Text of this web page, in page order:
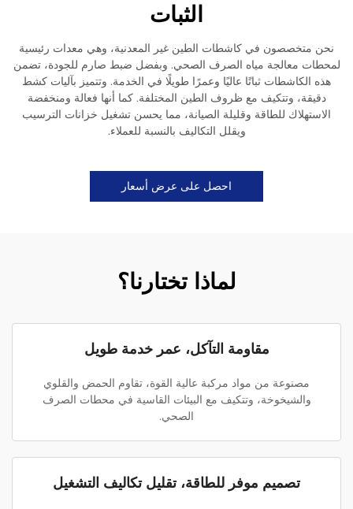
الثبات
نحن متخصصون في كاشطات الطين غير المعدنية، وهي معدات رئيسية
لمحطات معالجة مياه الصرف الصحي. وبفضل ضبط صارم للجودة، تضمن
هذه الكاشطات ثباتًا عاليًا وعمرًا طويلًا في الخدمة. وتتميز بآليات كشط
دقيقة، وتتكيف مع ظروف الطين المختلفة. كما أنها فعالة ومنخفضة
الاستهلاك للطاقة وقليلة الصيانة، مما يحسن تشغيل خزانات الترسيب
ويقلل التكاليف بالنسبة للعملاء.
احصل على عرض أسعار
لماذا تختارنا؟
مقاومة التآكل، عمر خدمة طويل
مصنوعة من مواد مركبة عالية القوة، تقاوم الحمض والقلوي
والشيخوخة، وتتكيف مع البيئات القاسية في محطات الصرف
الصحي.
تصميم موفر للطاقة، تقليل تكاليف التشغيل